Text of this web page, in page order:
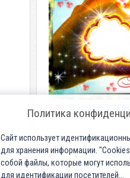
Рамочка
Политика
Сайт использует
для хранения информации.
собой файлы, которые могут
для идентификации посетителей...